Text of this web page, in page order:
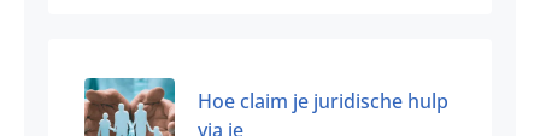
Hoe claim je juridische hulp
via je